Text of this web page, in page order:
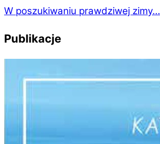
W poszukiwaniu prawdziwej zimy…
Publikacje